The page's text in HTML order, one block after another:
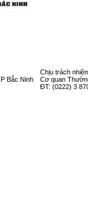
Bắc Ninh
Chịu trách
Cơ quan
ĐT: (0222) 3